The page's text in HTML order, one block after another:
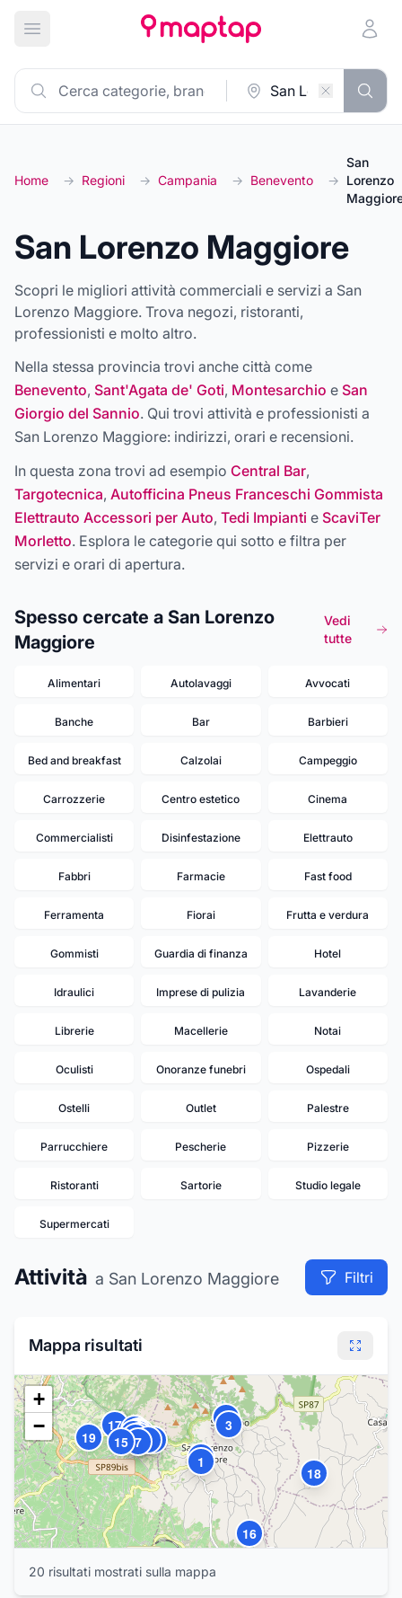
Apri menu principale
Home → Regioni → Campania → Benevento →
San
Lorenzo
San Lorenzo Maggiore
Scopri le migliori attività commerciali e servizi a San
Lorenzo Maggiore. Trova negozi, ristoranti,
professionisti e molto altro.
Nella stessa provincia trovi anche città come
Benevento, Sant'Agata de' Goti, Montesarchio e San
Giorgio del Sannio. Qui trovi attività e professionisti a
San Lorenzo Maggiore: indirizzi, orari e recensioni.
In questa zona trovi ad esempio Central Bar,
Targotecnica, Autofficina Pneus Franceschi Gommista
Elettrauto Accessori per Auto, Tedi Impianti e ScaviTer
Morletto. Esplora le categorie qui sotto e filtra per
servizi e orari di apertura.
Spesso cercate a San Lorenzo
Maggiore
Vedi
tutte
Alimentari Autolavaggi Avvocati
Banche Bar Barbieri
Bed and breakfast Calzolai Campeggio
Carrozzerie Centro estetico Cinema
Commercialisti Disinfestazione Elettrauto
Fabbri Farmacie Fast food
Ferramenta Fiorai Frutta e verdura
Gommisti Guardia di finanza Hotel
Idraulici Imprese di pulizia Lavanderie
Librerie Macellerie Notai
Oculisti Onoranze funebri Ospedali
Ostelli Outlet Palestre
Parrucchiere Pescherie Pizzerie
Ristoranti Sartorie Studio legale
Supermercati
Attività a San Lorenzo Maggiore Filtri
Mappa risultati
1
2
3
4
5
6
78
9
10
11
12
13
14
15
16
17
18
19
+
−
20 risultati mostrati sulla mappa